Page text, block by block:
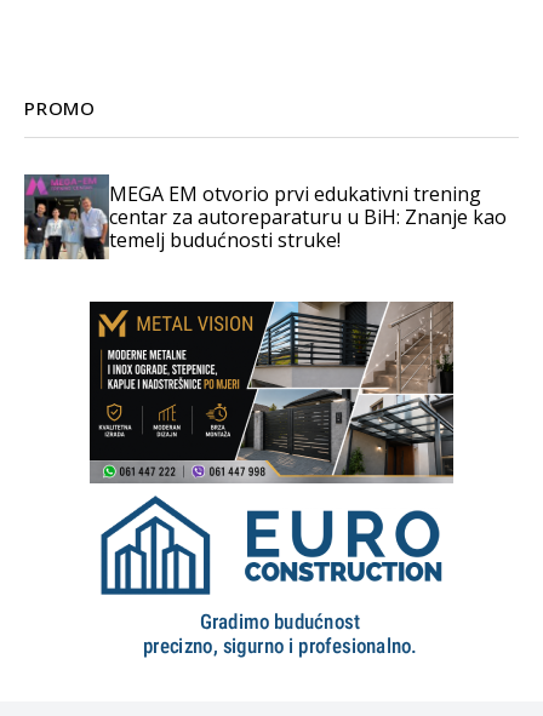
PROMO
MEGA EM otvorio prvi edukativni trening
centar za autoreparaturu u BiH: Znanje kao
temelj budućnosti struke!